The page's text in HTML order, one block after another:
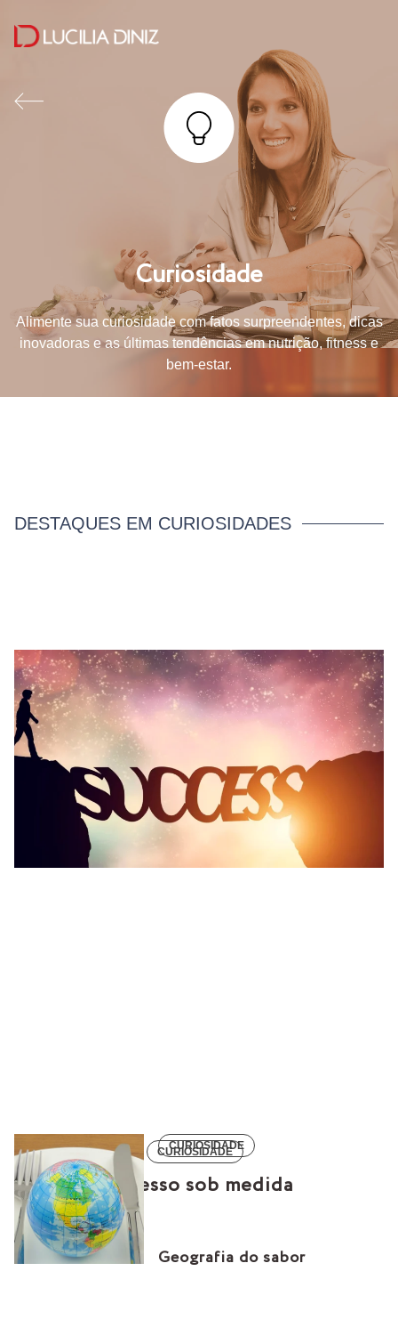
Curiosidade
Alimente sua curiosidade com fatos surpreendentes, dicas
inovadoras e as últimas tendências em nutrição, fitness e
bem-estar.
DESTAQUES EM CURIOSIDADES
CURIOSIDADE
Sucesso sob medida
CURIOSIDADE
Geografia do sabor